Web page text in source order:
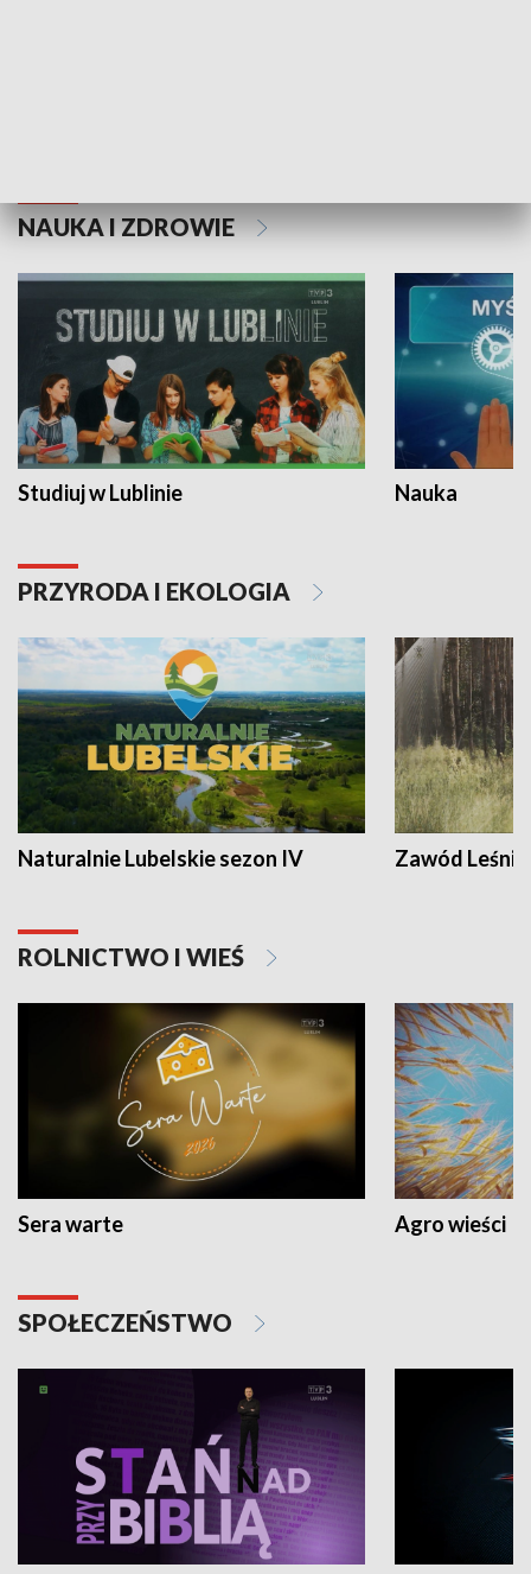
NAUKA I ZDROWIE
Studiuj w Lublinie Nauka
PRZYRODA I EKOLOGIA
Naturalnie Lubelskie sezon IV Zawód Leśnik
ROLNICTWO I WIEŚ
Sera warte Agro wieści
SPOŁECZEŃSTWO